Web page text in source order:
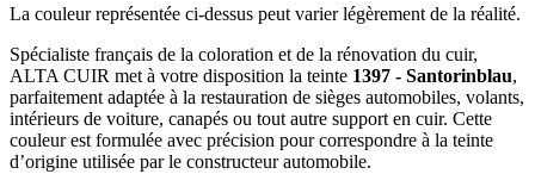
La couleur représentée ci-dessus peut varier légèrement de la réalité.
Spécialiste français de la coloration et de la rénovation du cuir,
ALTA CUIR met à votre disposition la teinte 1397 - Santorinblau,
parfaitement adaptée à la restauration de sièges automobiles, volants,
intérieurs de voiture, canapés ou tout autre support en cuir. Cette
couleur est formulée avec précision pour correspondre à la teinte
d’origine utilisée par le constructeur automobile.